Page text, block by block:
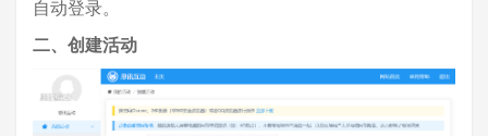
自动登录。
二、创建活动